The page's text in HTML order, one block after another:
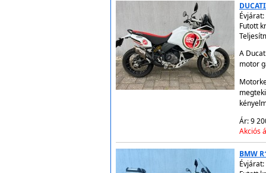
Évjárat:
Futott
A
motor
Ár: 9
Akciós
BMW
Évjárat: